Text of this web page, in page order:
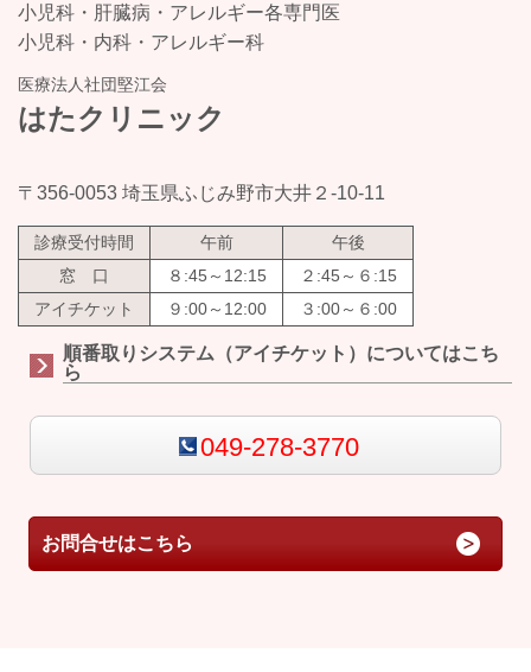
小児科・肝臓病・アレルギー各専門医
小児科・内科・アレルギー科
医療法人社団堅江会
はたクリニック
〒356-0053 埼玉県ふじみ野市大井２-10-11
診療受付時間 午前
午後
窓 口
８:45～12:15
２:45～６:15
アイチケット
９:00～12:00 ３:00～６:00
順番取りシステム（アイチケット）についてはこち
ら
049-278-3770
お問合せはこちら